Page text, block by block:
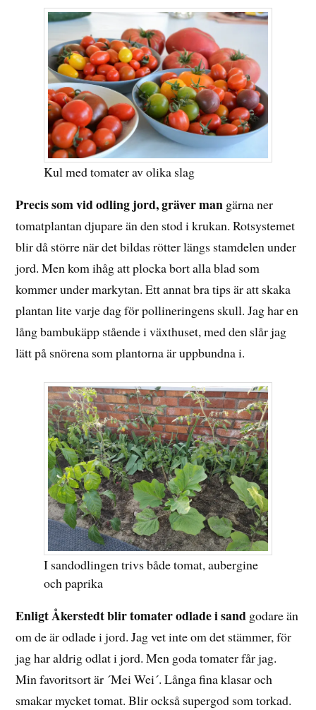
Kul med tomater av olika slag
Precis som vid odling jord, gräver man gärna ner
tomatplantan djupare än den stod i krukan. Rotsystemet
blir då större när det bildas rötter längs stamdelen under
jord. Men kom ihåg att plocka bort alla blad som
kommer under markytan. Ett annat bra tips är att skaka
plantan lite varje dag för pollineringens skull. Jag har en
lång bambukäpp stående i växthuset, med den slår jag
lätt på snörena som plantorna är uppbundna i.
I sandodlingen trivs både tomat, aubergine
och paprika
Enligt Åkerstedt blir tomater odlade i sand godare än
om de är odlade i jord. Jag vet inte om det stämmer, för
jag har aldrig odlat i jord. Men goda tomater får jag.
Min favoritsort är ´Mei Wei´. Långa fina klasar och
smakar mycket tomat. Blir också supergod som torkad.